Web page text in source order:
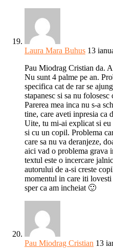
Laura Mara Buhus 13
Pau Miodrag Cristian da.
Nu sunt 4 palme pe an.
specifica cat de rar se
stapanesc si sa nu
Parerea mea inca nu s-a
tine, care aveti inpresia ca
Uite, tu mi-ai explicat si
si cu un copil. Problema
care sa nu va deranjeze,
aici vad o problema grava
textul este o incercare
autorului de a-si creste
momentul in care iti
sper ca am incheiat 🙂
Pau Miodrag Cristian 13